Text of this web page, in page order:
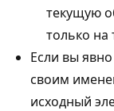
текущую
только на
Если вы
своим
исходный